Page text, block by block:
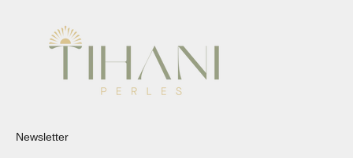
Newsletter